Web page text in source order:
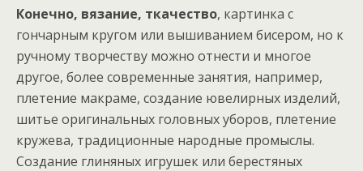
Конечно, вязание, ткачество, картинка с
гончарным кругом или вышиванием бисером, но к
ручному творчеству можно отнести и многое
другое, более современные занятия, например,
плетение макраме, создание ювелирных изделий,
шитье оригинальных головных уборов, плетение
кружева, традиционные народные промыслы.
Создание глиняных игрушек или берестяных